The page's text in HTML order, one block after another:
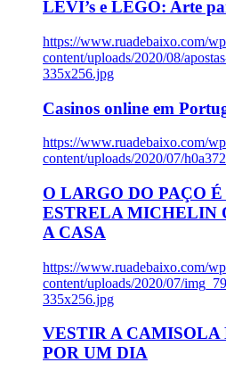
LEVI’s e LEGO: Arte
https://www.ruadebaixo.com/
content/uploads/2020/08/
335x256.jpg
Casinos online em
https://www.ruadebaixo.com/
content/uploads/2020/07/
O LARGO DO PAÇO
ESTRELA MICHELIN
A CASA
https://www.ruadebaixo.com/
content/uploads/2020/07/
335x256.jpg
VESTIR A CAMISOLA
POR UM DIA